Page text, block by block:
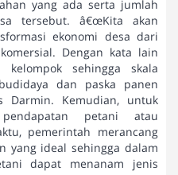
yang ada serta jumlah
tersebut. â€œKita akan
ekonomi desa dari
Dengan kata lain
kelompok sehingga skala
dan paska panen
Darmin. Kemudian, untuk
petani atau
pemerintah merancang
yang ideal sehingga dalam
dapat menanam jenis